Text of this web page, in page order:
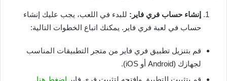
إنشاء حساب فري فاير: للبدء في اللعب، يجب عليك إنشاء
حساب في لعبة فري فاير. يمكنك اتباع الخطوات التالية:
قم بتنزيل تطبيق فري فاير من متجر التطبيقات المناسب
لجهازك (Android أو iOS).
قم بتثبيت التطبيق وافتحه لتثبيت فري فاير إضغط هنا.